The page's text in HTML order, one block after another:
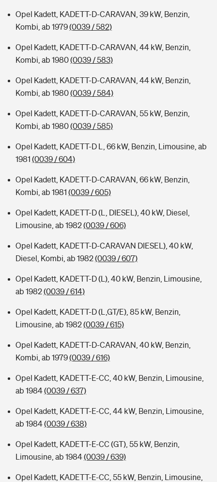
Opel Kadett, KADETT-D-CARAVAN, 39 kW, Benzin,
Kombi, ab 1979(0039 / 582)
Opel Kadett, KADETT-D-CARAVAN, 44 kW, Benzin,
Kombi, ab 1980(0039 / 583)
Opel Kadett, KADETT-D-CARAVAN, 44 kW, Benzin,
Kombi, ab 1980(0039 / 584)
Opel Kadett, KADETT-D-CARAVAN, 55 kW, Benzin,
Kombi, ab 1980(0039 / 585)
Opel Kadett, KADETT-D L, 66 kW, Benzin, Limousine, ab
1981 (0039 / 604)
Opel Kadett, KADETT-D-CARAVAN, 66 kW, Benzin,
Kombi, ab 1981 (0039 / 605)
Opel Kadett, KADETT-D (L, DIESEL), 40 kW, Diesel,
Limousine, ab 1982(0039 / 606)
Opel Kadett, KADETT-D-CARAVAN DIESEL), 40 kW,
Diesel, Kombi, ab 1982(0039 / 607)
Opel Kadett, KADETT-D (L), 40 kW, Benzin, Limousine,
ab 1982(0039 / 614)
Opel Kadett, KADETT-D (L,GT/E), 85 kW, Benzin,
Limousine, ab 1982(0039 / 615)
Opel Kadett, KADETT-D-CARAVAN, 40 kW, Benzin,
Kombi, ab 1979(0039 / 616)
Opel Kadett, KADETT-E-CC, 40 kW, Benzin, Limousine,
ab 1984(0039 / 637)
Opel Kadett, KADETT-E-CC, 44 kW, Benzin, Limousine,
ab 1984(0039 / 638)
Opel Kadett, KADETT-E-CC (GT), 55 kW, Benzin,
Limousine, ab 1984(0039 / 639)
Opel Kadett, KADETT-E-CC, 55 kW, Benzin, Limousine,